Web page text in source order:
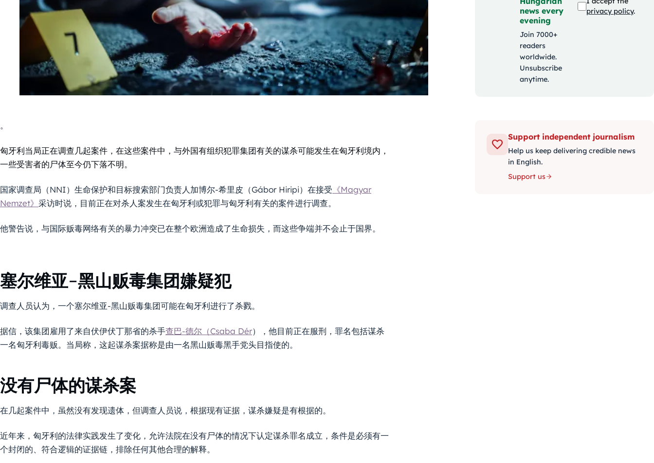
。
匈牙利当局正在调查几起案件，在这些案件中，与外国有组织犯罪集团有关的谋杀可能发生在匈牙利境内，
一些受害者的尸体至今仍下落不明。
国家调查局（NNI）生命保护和目标搜索部门负责人加博尔-希里皮（Gábor Hiripi）在接受 《Magyar
Nemzet》 采访时说，目前正在对杀人案发生在匈牙利或犯罪与匈牙利有关的案件进行调查。
他警告说，与国际贩毒网络有关的暴力冲突已在整个欧洲造成了生命损失，而这些争端并不会止于国界。
塞尔维亚-黑山贩毒集团嫌疑犯
调查人员认为，一个塞尔维亚-黑山贩毒集团可能在匈牙利进行了杀戮。
据信，该集团雇用了来自伏伊伏丁那省的杀手查巴-德尔（Csaba Dér），他目前正在服刑，罪名包括谋杀
一名匈牙利毒贩。当局称，这起谋杀案据称是由一名黑山贩毒黑手党头目指使的。
没有尸体的谋杀案
在几起案件中，虽然没有发现遗体，但调查人员说，根据现有证据，谋杀嫌疑是有根据的。
近年来，匈牙利的法律实践发生了变化，允许法院在没有尸体的情况下认定谋杀罪名成立，条件是必须有一
个封闭的、符合逻辑的证据链，排除任何其他合理的解释。
news every
evening
Join 7000+
readers
worldwide.
Unsubscribe
anytime.
privacy policy.
Support independent journalism
Help us keep delivering credible news
in English.
Support us